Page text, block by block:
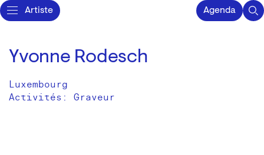
Artiste Agenda
Yvonne Rodesch
Luxembourg
Activités: Graveur